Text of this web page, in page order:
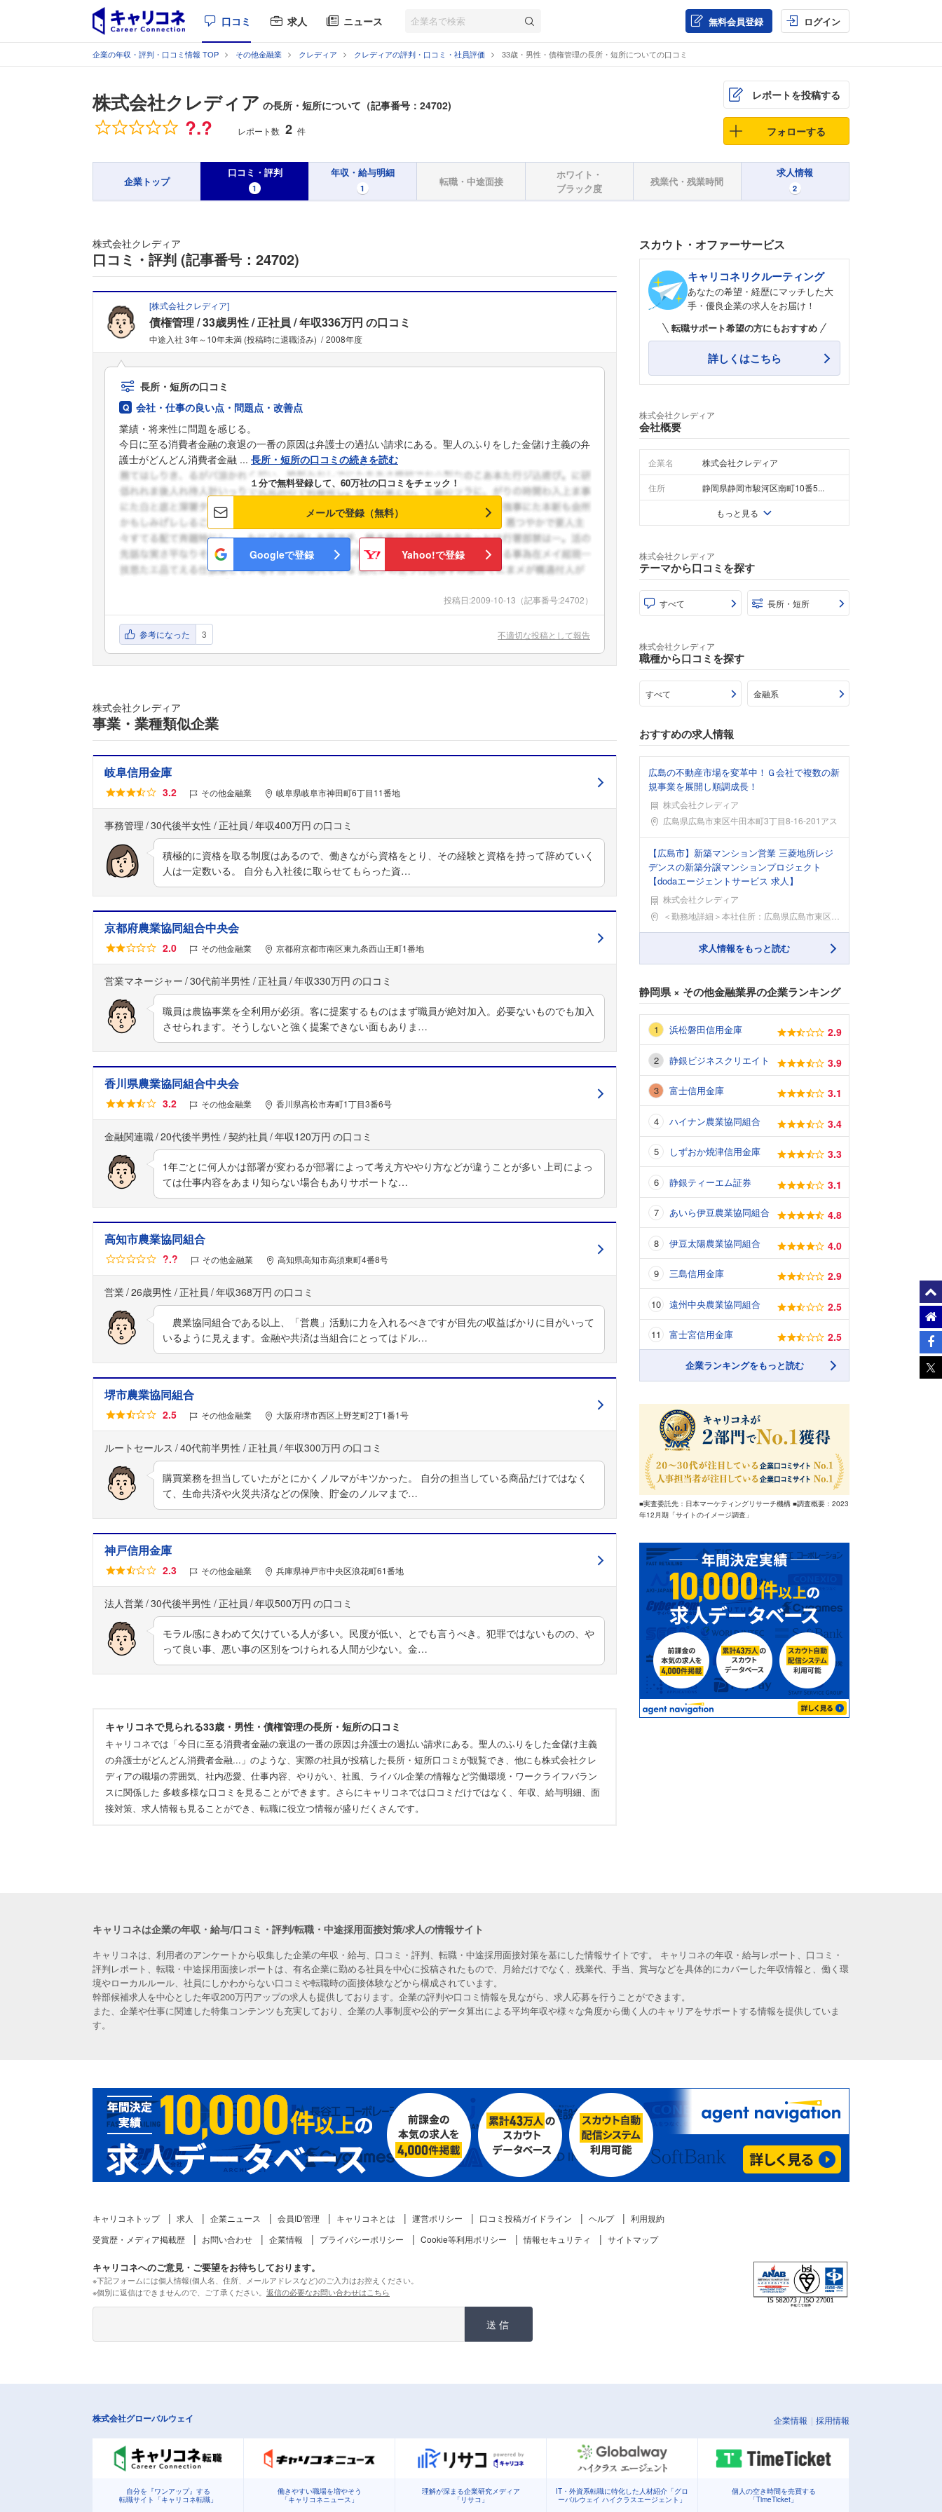
口コミ 求人 ニュース 無料会員登録 ログイン
企業の年収・評判・口コミ情報 TOP その他金融業 クレディア クレディアの評判・口コミ・社員評価 33歳・男性・債権管理の長所・短所についての口コミ
株式会社クレディア の長所・短所について（記事番号：24702)
総合評価
?.? レポート数 2 件
レポートを投稿する
フォローする
企業トップ
口コミ・評判
1
年収・給与明細
1
転職・中途面接
ホワイト・
ブラック度
残業代・残業時間
求人情報
2
フォローしました
こちらの企業もフォローしませんか？
株式会社クレディア
口コミ・評判 (記事番号：24702)
[株式会社クレディア]
債権管理 33歳男性 正社員 年収336万円 の口コミ
中途入社 3年～10年未満 (投稿時に退職済み) 2008年度
長所・短所の口コミ
会社・仕事の良い点・問題点・改善点
業績・将来性に問題を感じる。
今日に至る消費者金融の衰退の一番の原因は弁護士の過払い請求にある。聖人のふりをした金儲け主義の弁
護士がどんどん消費者金融 ... 長所・短所の口コミの続きを読む
１分で無料登録して、60万社の口コミをチェック！
メールで登録（無料）
Googleで登録 Yahoo!で登録
投稿日:2009-10-13 （記事番号:24702）
参考になった 3 不適切な投稿として報告
株式会社クレディア
事業・業種類似企業
岐阜信用金庫
3.2 その他金融業 岐阜県岐阜市神田町6丁目11番地
事務管理 30代後半女性 正社員 年収400万円
積極的に資格を取る制度はあるので、働きながら資格をとり、その経験と資格を持って辞めていく
人は一定数いる。 自分も入社後に取らせてもらった資…
京都府農業協同組合中央会
2.0 その他金融業 京都府京都市南区東九条西山王町1番地
営業マネージャー 30代前半男性 正社員 年収330万円
職員は農協事業を全利用が必須。客に提案するものはまず職員が絶対加入。必要ないものでも加入
させられます。そうしないと強く提案できない面もありま…
香川県農業協同組合中央会
3.2 その他金融業 香川県高松市寿町1丁目3番6号
金融関連職 20代後半男性 契約社員 年収120万円
1年ごとに何人かは部署が変わるが部署によって考え方ややり方などが違うことが多い 上司によっ
ては仕事内容をあまり知らない場合もありサポートな…
高知市農業協同組合
?.? その他金融業 高知県高知市高須東町4番8号
営業 26歳男性 正社員 年収368万円
農業協同組合である以上、「営農」活動に力を入れるべきですが目先の収益ばかりに目がいって
いるように見えます。金融や共済は当組合にとってはドル…
堺市農業協同組合
2.5 その他金融業 大阪府堺市西区上野芝町2丁1番1号
ルートセールス 40代前半男性 正社員 年収300万円
購買業務を担当していたがとにかくノルマがキツかった。 自分の担当している商品だけではなく
て、生命共済や火災共済などの保険、貯金のノルマまで…
神戸信用金庫
2.3 その他金融業 兵庫県神戸市中央区浪花町61番地
法人営業 30代後半男性 正社員 年収500万円
モラル感にきわめて欠けている人が多い。民度が低い、とでも言うべき。犯罪ではないものの、や
って良い事、悪い事の区別をつけられる人間が少ない。金…
キャリコネで見られる33歳・男性・債権管理の長所・短所の口コミ
キャリコネでは「今日に至る消費者金融の衰退の一番の原因は弁護士の過払い請求にある。聖人のふりをした金儲け主義
の弁護士がどんどん消費者金融...」のような、実際の社員が投稿した長所・短所口コミが観覧でき、他にも株式会社クレ
ディアの職場の雰囲気、社内恋愛、仕事内容、やりがい、社風、ライバル企業の情報など労働環境・ワークライフバラン
スに関係した 多岐多様な口コミを見ることができます。さらにキャリコネでは口コミだけではなく、年収、給与明細、面
接対策、求人情報も見ることができ、転職に役立つ情報が盛りだくさんです。
スカウト・オファーサービス
キャリコネリクルーティング
あなたの希望・経歴にマッチした大
手・優良企業の求人をお届け！
転職サポート希望の方にもおすすめ
詳しくはこちら
株式会社クレディア
会社概要
企業名 株式会社クレディア
住所 静岡県静岡市駿河区南町10番5...
もっと見る
株式会社クレディア
テーマから口コミを探す
すべて 長所・短所
株式会社クレディア
職種から口コミを探す
すべて 金融系
おすすめの求人情報
広島の不動産市場を変革中！Ｇ会社で複数の新
規事業を展開し順調成長！
株式会社クレディア
勤務地広島県広島市東区牛田本町3丁目8-16-201アス
【広島市】新築マンション営業 三菱地所レジ
デンスの新築分譲マンションプロジェクト
【dodaエージェントサービス 求人】
株式会社クレディア
勤務地＜勤務地詳細＞本社住所：広島県広島市東区牛田本町3
求人情報をもっと読む
静岡県× その他金融業界の企業ランキング
浜松磐田信用金庫 2.9
静銀ビジネスクリエイト 3.9
富士信用金庫 3.1
ハイナン農業協同組合 3.4
しずおか焼津信用金庫 3.3
静銀ティーエム証券 3.1
あいら伊豆農業協同組合 4.8
伊豆太陽農業協同組合 4.0
三島信用金庫 2.9
遠州中央農業協同組合 2.5
富士宮信用金庫 2.5
企業ランキングをもっと読む
■実査委託先：日本マーケティングリサーチ機構 ■調査概要：2023
年12月期「サイトのイメージ調査」
キャリコネは企業の年収・給与/口コミ・評判/転職・中途採用面接対策/求人の情報サイト
キャリコネは、利用者のアンケートから収集した企業の年収・給与、口コミ・評判、転職・中途採用面接対策を基にした情報サイトです。 キャリコネの年収・給与レポート、口コミ・
評判レポート、転職・中途採用面接レポートは、有名企業に勤める社員を中心に投稿されたもので、月給だけでなく、残業代、手当、賞与などを具体的にカバーした年収情報と、働く環
境やローカルルール、社員にしかわからない口コミや転職時の面接体験などから構成されています。
幹部候補求人を中心とした年収200万円アップの求人も提供しております。企業の評判や口コミ情報を見ながら、求人応募を行うことができます。
また、企業や仕事に関連した特集コンテンツも充実しており、企業の人事制度や公的データ算出による平均年収や様々な角度から働く人のキャリアをサポートする情報を提供していま
す。
キャリコネトップ 求人 企業ニュース 会員ID管理 キャリコネとは 運営ポリシー 口コミ投稿ガイドライン ヘルプ
利用規約
受賞歴・メディア掲載歴
お問い合わせ 企業情報 プライバシーポリシー Cookie等利用ポリシー 情報セキュリティ サイトマップ
キャリコネへのご意見・ご要望をお待ちしております。
※下記フォームには個人情報(個人名、住所、メールアドレスなど)のご入力はお控えください。
※個別に返信はできませんので、ご了承ください。 返信の必要なお問い合わせはこちら
送信
株式会社グローバルウェイ 企業情報 採用情報
自分を『ワンアップ』する
転職サイト「キャリコネ転職」
働きやすい職場を増やそう
「キャリコネニュース」
理解が深まる企業研究メディア
「リサコ」
IT・外資系転職に特化した人材紹介「グロ
ーバルウェイ ハイクラスエージェント」
個人の空き時間を売買する
「TimeTicket」